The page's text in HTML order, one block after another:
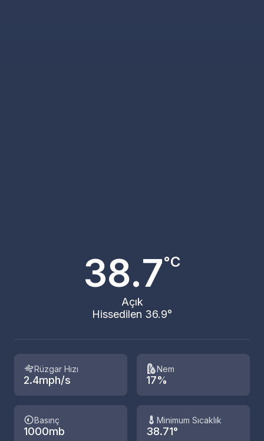
38.7°C
Açık
Hissedilen 36.9°
Rüzgar Hızı
2.4mph/s
Nem
17%
Basınç
1000mb
Minimum Sıcaklık
38.71°